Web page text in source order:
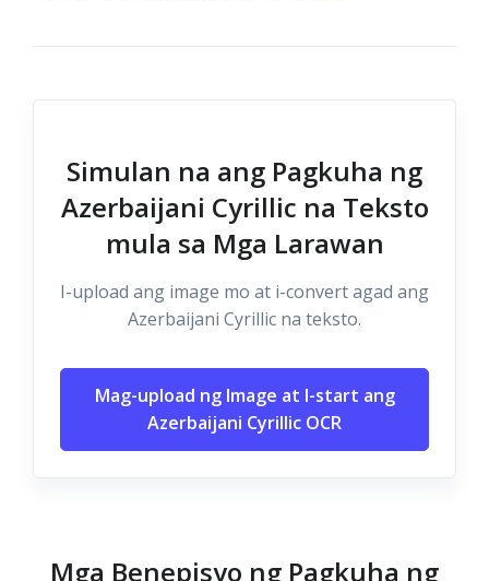
Simulan na ang Pagkuha ng
Azerbaijani Cyrillic na Teksto
mula sa Mga Larawan
I-upload ang image mo at i-convert agad ang
Azerbaijani Cyrillic na teksto.
Mag-upload ng Image at I-start ang
Azerbaijani Cyrillic OCR
Mga Benepisyo ng Pagkuha ng